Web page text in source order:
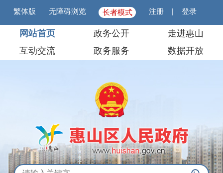
繁体版 无障碍浏览 长者模式 注册 |登录
网站首页 政务公开
走进惠山
互动交流
政务服务 数据开放